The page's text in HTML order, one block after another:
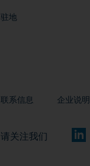
驻地
联系信息 企业说明
请关注我们